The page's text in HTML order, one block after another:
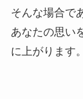
そんな場合で
あなたの思い
に上がります。